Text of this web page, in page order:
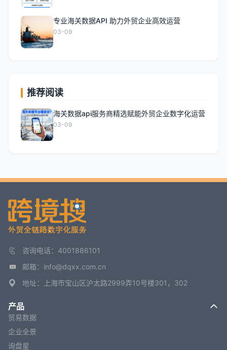
专业海关数据API 助力外贸企业高效运营
03-09
推荐阅读
海关数据api服务商精选赋能外贸企业数字化运营
03-09
咨询电话：4001886101
邮箱：info@dqxx.com.cn
地址：上海市宝山区沪太路2999弄10号楼301，302
产品
贸易数据
企业全景
询盘星